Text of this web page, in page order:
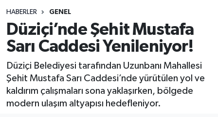
HABERLER GENEL
Düziçi’nde Şehit Mustafa
Sarı Caddesi Yenileniyor!
Düziçi Belediyesi tarafından Uzunbanı Mahallesi
Şehit Mustafa Sarı Caddesi’nde yürütülen yol ve
kaldırım çalışmaları sona yaklaşırken, bölgede
modern ulaşım altyapısı hedefleniyor.
SPOR
RESMİ İLANLAR
Son Dakika Haberleri
Haber Arşivi